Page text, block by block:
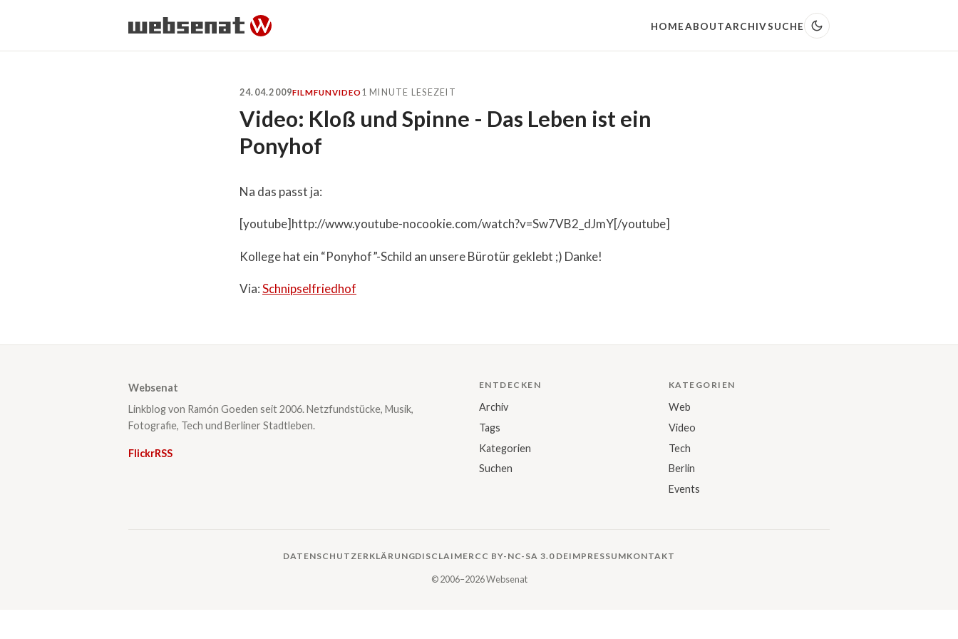
HOMEABOUTARCHIVSUCHE
24.04.2009FILMFUNVIDEO 1 MINUTE LESEZEIT
Video: Kloß und Spinne - Das Leben ist ein
Ponyhof
Na das passt ja:
[youtube]http://www.youtube-nocookie.com/watch?v=Sw7VB2_dJmY[/youtube]
Kollege hat ein “Ponyhof”-Schild an unsere Bürotür geklebt ;) Danke!
Via:Schnipselfriedhof
Websenat
Linkblog von Ramón Goeden seit 2006. Netzfundstücke, Musik,
Fotografie, Tech und Berliner Stadtleben.
FlickrRSS
ENTDECKEN
Archiv
Tags
Kategorien
Suchen
KATEGORIEN
Web
Video
Tech
Berlin
Events
DATENSCHUTZERKLÄRUNGDISCLAIMERCC BY-NC-SA 3.0 DEIMPRESSUMKONTAKT
© 2006–2026 Websenat